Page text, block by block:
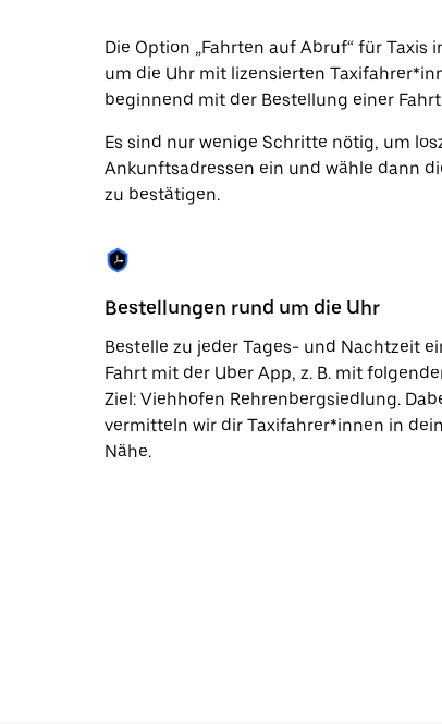
Drücke
die
Escape-
Taste,
um
den
Kalender
zu
Die Option „Fahrten auf Abruf“ für
um die Uhr mit lizensierten
beginnend mit der Bestellung einer
Es sind nur wenige Schritte nötig, um
Ankunftsadressen ein und wähle dann
zu bestätigen.
Bestellungen rund um die Uhr
Bestelle zu jeder Tages- und Nachtzeit
Fahrt mit der Uber App, z. B. mit
Ziel: Viehhofen Rehrenbergsiedlung.
vermitteln wir dir Taxifahrer*innen in
Nähe.